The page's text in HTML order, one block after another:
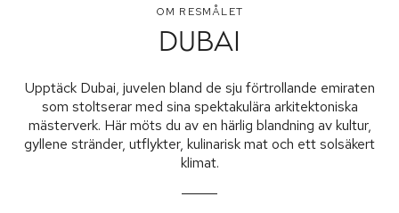
OM RESMÅLET
DUBAI
Upptäck Dubai, juvelen bland de sju förtrollande emiraten
som stoltserar med sina spektakulära arkitektoniska
mästerverk. Här möts du av en härlig blandning av kultur,
gyllene stränder, utflykter, kulinarisk mat och ett solsäkert
klimat.